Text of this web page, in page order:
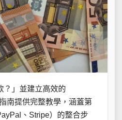
？」並建立高效的
南提供完整教學，涵蓋第
、Stripe）的整合步